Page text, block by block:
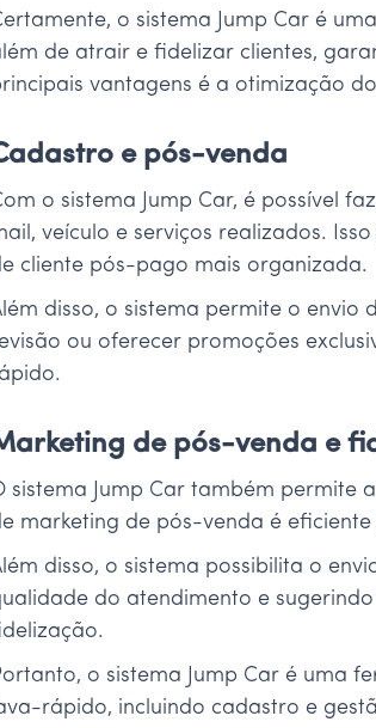
o sistema Jump Car é
de atrair e fidelizar clientes,
vantagens é a otimização
e pós-venda
o sistema Jump Car, é possível
veículo e serviços realizados.
cliente pós-pago mais organizada.
disso, o sistema permite o
ou oferecer promoções
de pós-venda e
sistema Jump Car também permite
marketing de pós-venda é
disso, o sistema possibilita o
do atendimento e
o sistema Jump Car é uma
rápido, incluindo cadastro e